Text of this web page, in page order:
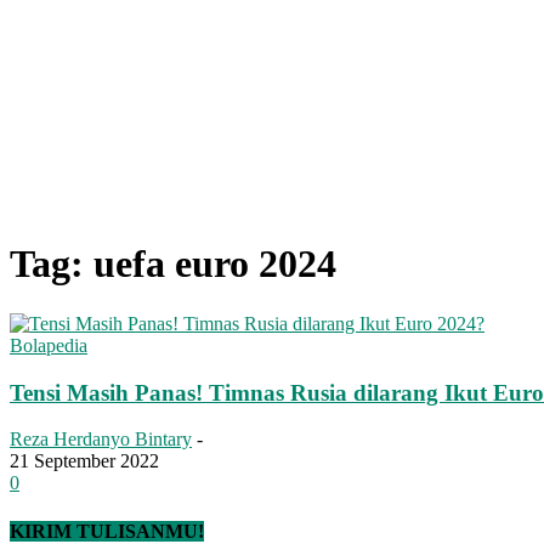
Tag: uefa euro 2024
Bolapedia
Tensi Masih Panas! Timnas Rusia dilarang Ikut
Reza Herdanyo Bintary -
21 September 2022
0
KIRIM TULISANMU!